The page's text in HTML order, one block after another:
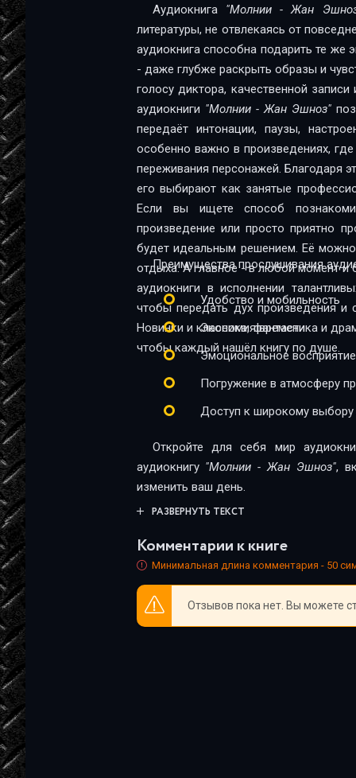
глава 13
глава 14
глава 15
глава 16
глава 18
глава 20
глава 21
глава 22
глава 23
глава 26
глава 27
Аудиокнига "Молнии - Жан
литературы, не отвлекаясь от
аудиокнига способна подарить те же
- даже глубже раскрыть образы и
голосу диктора, качественной
аудиокниги "Молнии - Жан Эшноз"
передаёт интонации, паузы,
особенно важно в произведениях,
переживания персонажей. Благодаря
его выбирают как занятые
Если вы ищете способ
произведение или просто приятно
будет идеальным решением. Её
отдыха. А главное - в любой момент и
аудиокниги в исполнении
чтобы передать дух произведения и
Новинки и классика, фантастика и
чтобы каждый нашёл книгу по душе.
Преимущества прослушивания
Удобство и мобильность
Экономия времени
Эмоциональное восприятие
Погружение в атмосферу
Доступ к широкому выбору
Откройте для себя мир
аудиокнигу "Молнии - Жан Эшноз",
изменить ваш день.
РАЗВЕРНУТЬ ТЕКСТ
Комментарии к книге
Минимальная длина комментария - 50
Отзывов пока нет. Вы можете